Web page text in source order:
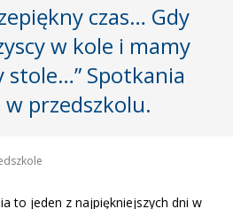
czas… Gdy
w kole i mamy
stole…” Spotkania
przedszkolu.
to jeden z najpiękniejszych dni w